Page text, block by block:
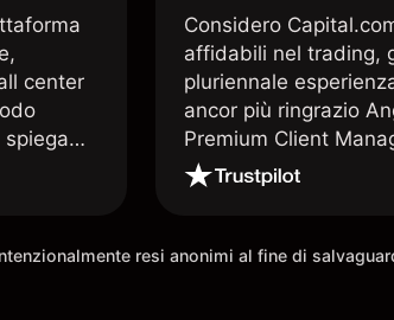
center
Considero
affidabili nel trading,
pluriennale
ancor più ringrazio
Premium Client
assistenza altamente
qualificata. E nulla è
e morale come io ho
resi anonimi al fine di